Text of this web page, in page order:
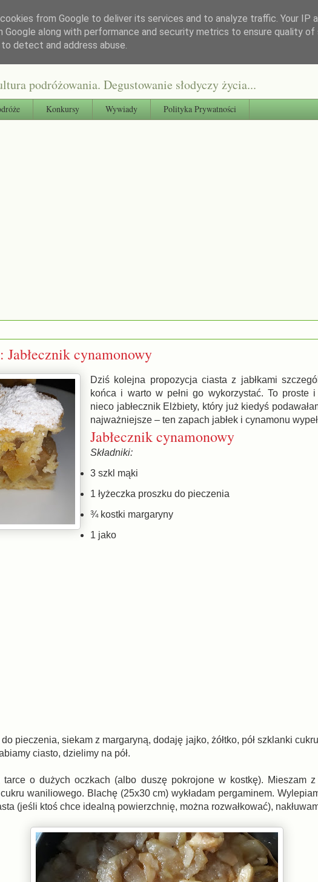
podróżowania. Degustowanie słodyczy życia...
Konkursy Wywiady Polityka Prywatności
Jabłecznik cynamonowy
Dziś kolejna propozycja ciasta z jabłkami
końca i warto w pełni go wykorzystać. To proste
nieco jabłecznik Elżbiety, który już kiedyś
najważniejsze – ten zapach jabłek i cynamonu
Jabłecznik cynamonowy
Składniki:
3 szkl mąki
1 łyżeczka proszku do pieczenia
¾ kostki margaryny
1 jako
pieczenia, siekam z margaryną, dodaję jajko, żółtko, pół szklanki
ciasto, dzielimy na pół.
o dużych oczkach (albo duszę pokrojone w kostkę). Mieszam z
waniliowego. Blachę (25x30 cm) wykładam pergaminem.
(jeśli ktoś chce idealną powierzchnię, można rozwałkować),
from Google to deliver its services and to analyze traffic. Your IP
Google along with performance and security metrics to ensure quality of
detect and address abuse.